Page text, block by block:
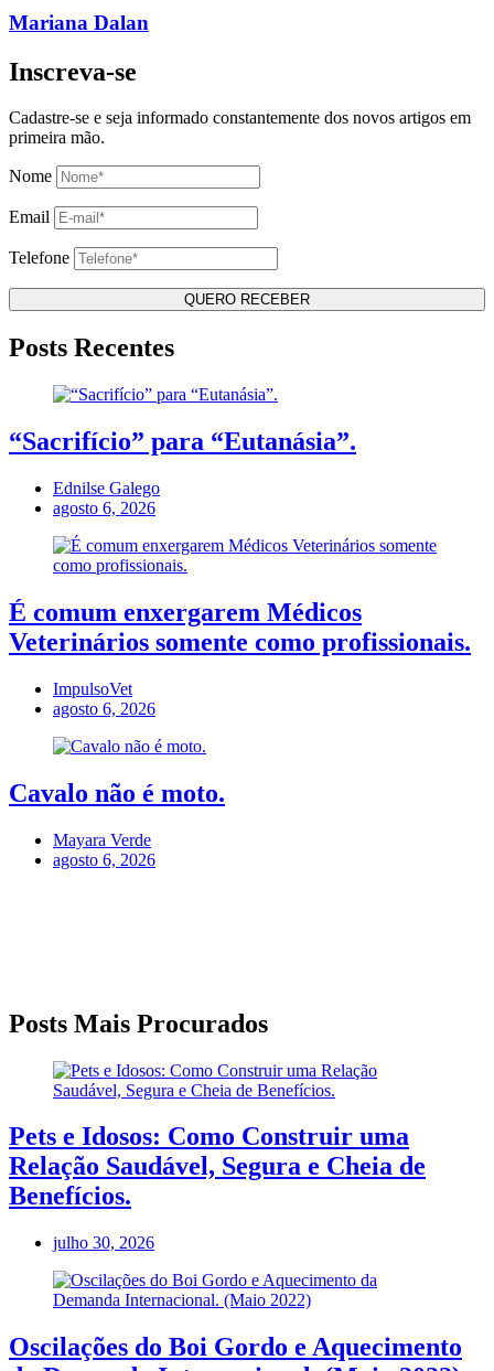
Mariana Dalan
Inscreva-se
Cadastre-se e seja informado constantemente dos novos artigos em
primeira mão.
Nome
Email
Telefone
Posts Recentes
“Sacrifício” para “Eutanásia”.
Ednilse Galego
agosto 6, 2026
É comum enxergarem Médicos
Veterinários somente como profissionais.
ImpulsoVet
agosto 6, 2026
Cavalo não é moto.
Mayara Verde
agosto 6, 2026
Posts Mais Procurados
Pets e Idosos: Como Construir uma
Relação Saudável, Segura e Cheia de
Benefícios.
julho 30, 2026
Oscilações do Boi Gordo e Aquecimento